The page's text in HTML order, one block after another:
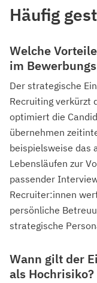
Häufig
Welche
im
Der strategische
Recruiting verkürzt
optimiert die
übernehmen
beispielsweise das
Lebensläufen zur
passender
Recruiter:innen
persönliche
strategische
Wann gilt der
als Hochrisiko?